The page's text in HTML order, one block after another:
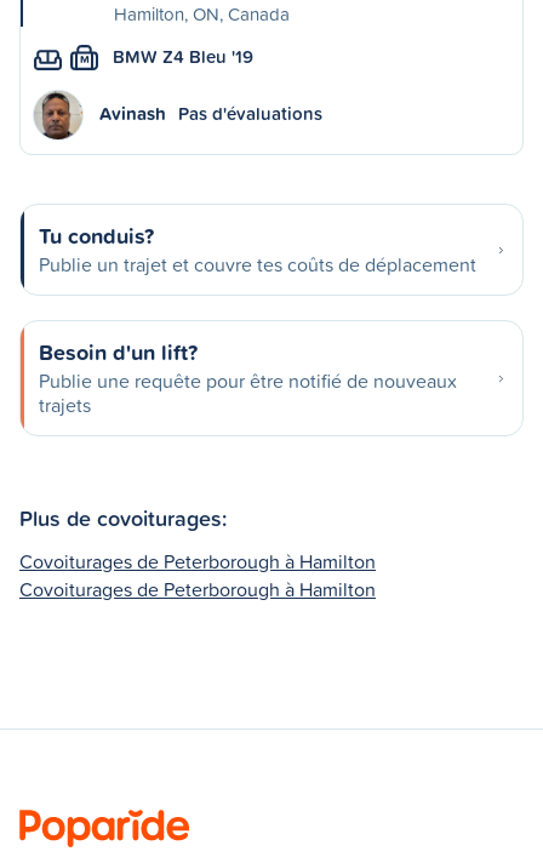
Hamilton, ON, Canada
M BMW Z4 Bleu '19
Avinash Pas d'évaluations
Tu conduis?
Publie un trajet et couvre tes coûts de déplacement
Besoin d'un lift?
Publie une requête pour être notifié de nouveaux
trajets
Plus de covoiturages:
Covoiturages de Peterborough à Hamilton
Covoiturages de Peterborough à Hamilton